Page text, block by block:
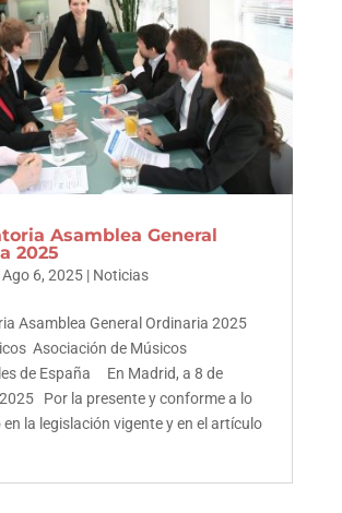
Asamblea General
2025
Ago 6, 2025| Noticias
Asamblea General Ordinaria 2025
Asociación de Músicos
de España En Madrid, a 8 de
Por la presente y conforme a lo
la legislación vigente y en el artículo